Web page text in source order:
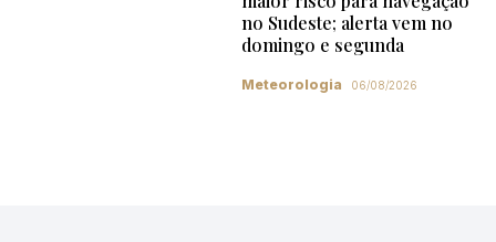
no Sudeste; alerta vem no
domingo e segunda
Meteorologia 06/08/2026